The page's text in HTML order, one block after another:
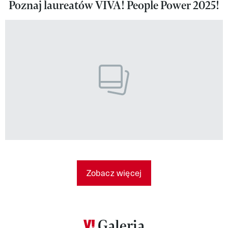
Poznaj laureatów VIVA! People Power 2025!
Zobacz więcej